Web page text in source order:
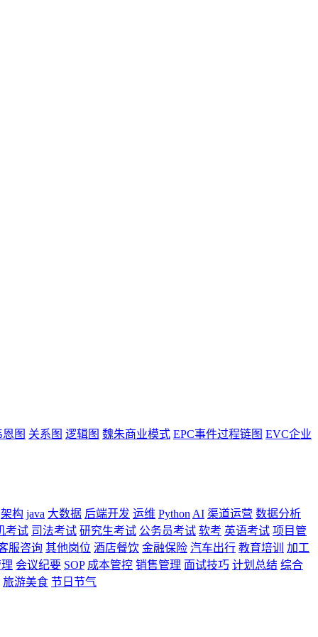
恩图 关系图 逻辑图 魏朱商业模式 EPC事件过程链图 EVC企业
架构 java 大数据 后端开发 运维 Python AI 渠道运营 数据分析
考试 司法考试 研究生考试 公务员考试 软考 英语考试 项目管
服咨询 其他岗位 酒店餐饮 金融保险 汽车出行 教育培训
加工
会议纪要 SOP 成本管控 销售管理 面试技巧 计划总结 综合
旅游美食 节日节气